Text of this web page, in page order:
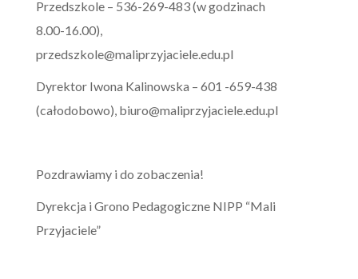
Przedszkole – 536-269-483 (w godzinach
8.00-16.00),
przedszkole@maliprzyjaciele.edu.pl
Dyrektor Iwona Kalinowska – 601 -659-438
(całodobowo), biuro@maliprzyjaciele.edu.pl
Pozdrawiamy i do zobaczenia!
Dyrekcja i Grono Pedagogiczne NIPP “Mali
Przyjaciele”